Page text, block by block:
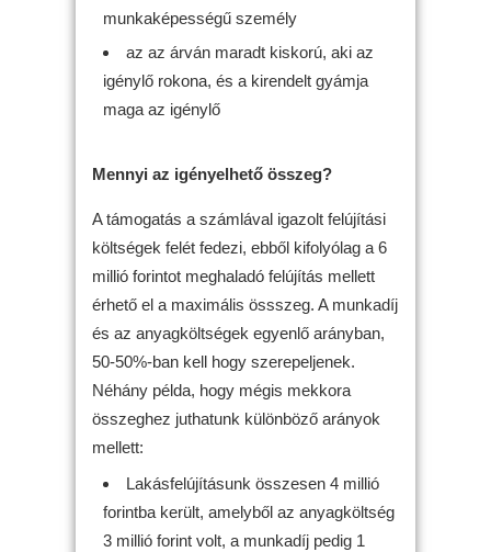
munkaképességű személy
az az árván maradt kiskorú, aki az
igénylő rokona, és a kirendelt gyámja
maga az igénylő
Mennyi az igényelhető összeg?
A támogatás a számlával igazolt felújítási
költségek felét fedezi, ebből kifolyólag a 6
millió forintot meghaladó felújítás mellett
érhető el a maximális össszeg. A munkadíj
és az anyagköltségek egyenlő arányban,
50-50%-ban kell hogy szerepeljenek.
Néhány példa, hogy mégis mekkora
összeghez juthatunk különböző arányok
mellett:
Lakásfelújításunk összesen 4 millió
forintba került, amelyből az anyagköltség
3 millió forint volt, a munkadíj pedig 1